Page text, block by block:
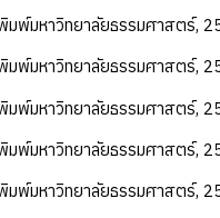
พ์มหาวิทยาลัยธรรมศาสตร์,
พ์มหาวิทยาลัยธรรมศาสตร์,
พ์มหาวิทยาลัยธรรมศาสตร์,
พ์มหาวิทยาลัยธรรมศาสตร์,
พ์มหาวิทยาลัยธรรมศาสตร์,